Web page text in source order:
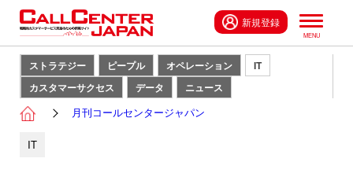
新規登録
ストラテジー ピープル オペレーション
IT
カスタマーサクセス
データ ニュース
月刊コールセンタージャパン
IT